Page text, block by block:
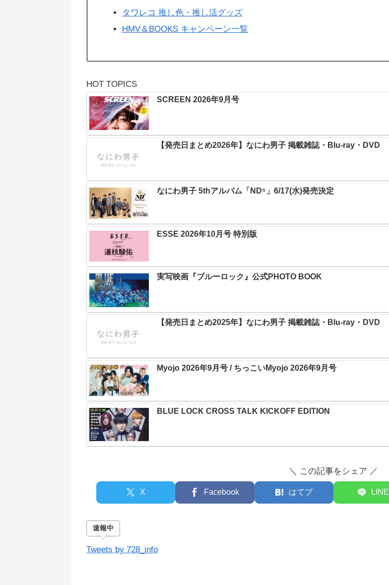
タワレコ 推し色・推し活グッズ
HMV＆BOOKS キャンペーン一覧
HOT TOPICS
SCREEN 2026年9月号
【発売日まとめ2026年】なにわ男子 掲載雑誌・Blu-ray・DVD
なにわ男子 5thアルバム「ND⁵」6/17(水)発売決定
ESSE 2026年10月号 特別版
実写映画『ブルーロック』公式PHOTO BOOK
【発売日まとめ2025年】なにわ男子 掲載雑誌・Blu-ray・DVD
Myojo 2026年9月号 / ちっこいMyojo 2026年9月号
BLUE LOCK CROSS TALK KICKOFF EDITION
＼ この記事をシェア ／
X Facebook はてブ LINE
速報中
Tweets by 728_info